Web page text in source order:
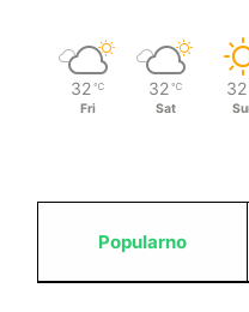
32 ℃
Fri
32 ℃
Sat
32
Popularno